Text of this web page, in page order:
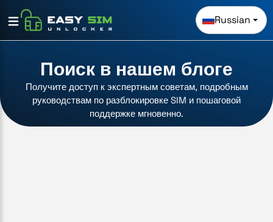
Russian
Поиск в нашем блоге
Получите доступ к экспертным советам, подробным
руководствам по разблокировке SIM и пошаговой
поддержке мгновенно.